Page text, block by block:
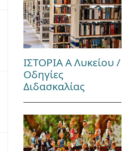
ΙΣΤΟΡΙΑ Α Λυκείου /
Οδηγίες
Διδασκαλίας